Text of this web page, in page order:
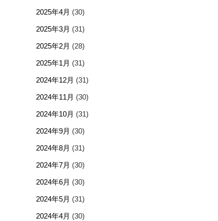
2025年4月 (30)
2025年3月 (31)
2025年2月 (28)
2025年1月 (31)
2024年12月 (31)
2024年11月 (30)
2024年10月 (31)
2024年9月 (30)
2024年8月 (31)
2024年7月 (30)
2024年6月 (30)
2024年5月 (31)
2024年4月 (30)